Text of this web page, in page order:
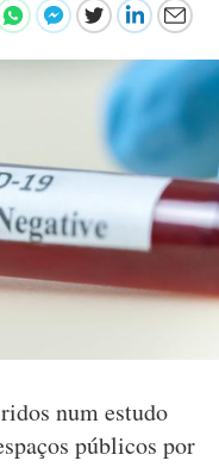
num estudo
públicos por